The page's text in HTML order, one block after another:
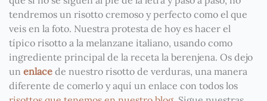
tendremos un risotto cremoso y perfecto como el que
veis en la foto. Nuestra protesta de hoy es hacer el
típico risotto a la melanzane italiano, usando como
ingrediente principal de la receta la berenjena. Os dejo
un enlace de nuestro risotto de verduras, una manera
diferente de comerlo y aquí un enlace con todos los